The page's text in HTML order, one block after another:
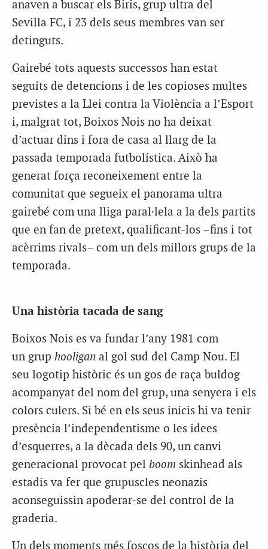
anaven a buscar els Biris, grup ultra del
Sevilla FC, i 23 dels seus membres van ser
detinguts.
Gairebé tots aquests successos han estat
seguits de detencions i de les copioses multes
previstes a la Llei contra la Violència a l’Esport
i, malgrat tot, Boixos Nois no ha deixat
d’actuar dins i fora de casa al llarg de la
passada temporada futbolística. Això ha
generat força reconeixement entre la
comunitat que segueix el panorama ultra
gairebé com una lliga paral·lela a la dels partits
que en fan de pretext, qualificant-los –fins i tot
acèrrims rivals– com un dels millors grups de la
temporada.
Una història tacada de sang
Boixos Nois es va fundar l’any 1981 com
un grup hooligan al gol sud del Camp Nou. El
seu logotip històric és un gos de raça buldog
acompanyat del nom del grup, una senyera i els
colors culers. Si bé en els seus inicis hi va tenir
presència l’independentisme o les idees
d’esquerres, a la dècada dels 90, un canvi
generacional provocat pel boom skinhead als
estadis va fer que grupuscles neonazis
aconseguissin apoderar-se del control de la
graderia.